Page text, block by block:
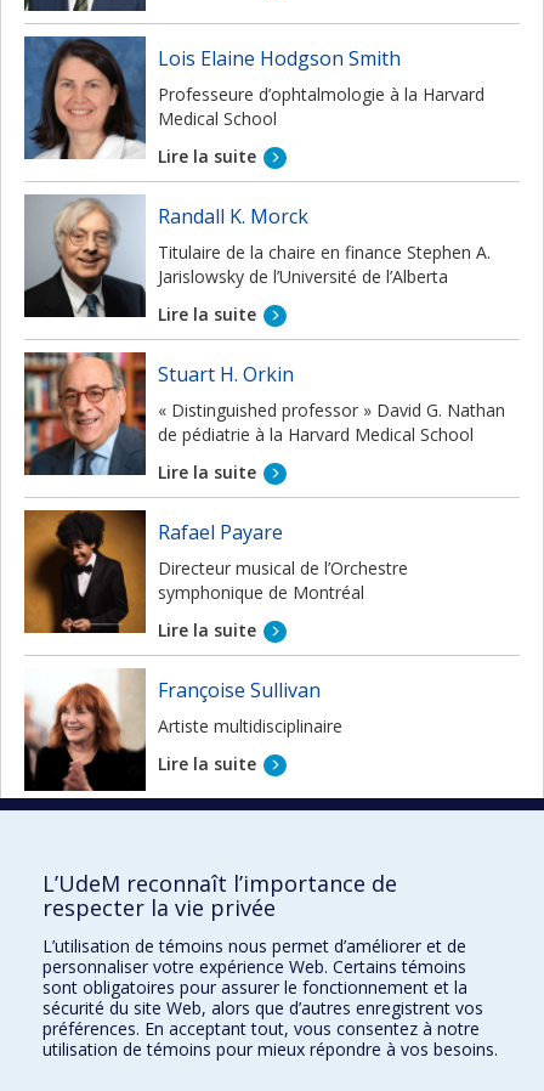
Lois Elaine Hodgson Smith
Professeure d’ophtalmologie à la Harvard
Medical School
Lire la suite
Randall K. Morck
Titulaire de la chaire en finance Stephen A.
Jarislowsky de l’Université de l’Alberta
Lire la suite
Stuart H. Orkin
« Distinguished professor » David G. Nathan
de pédiatrie à la Harvard Medical School
Lire la suite
Rafael Payare
Directeur musical de l’Orchestre
symphonique de Montréal
Lire la suite
Françoise Sullivan
Artiste multidisciplinaire
Lire la suite
Pionnière ayant occupé des fonctions de
haut niveau dans certaines des plus grandes
organisations du domaine du génie
Lire la suite
L’UdeM reconnaît l’importance de
respecter la vie privée
L’utilisation de témoins nous permet d’améliorer et de
personnaliser votre expérience Web. Certains témoins
sont obligatoires pour assurer le fonctionnement et la
sécurité du site Web, alors que d’autres enregistrent vos
préférences. En acceptant tout, vous consentez à notre
utilisation de témoins pour mieux répondre à vos besoins.